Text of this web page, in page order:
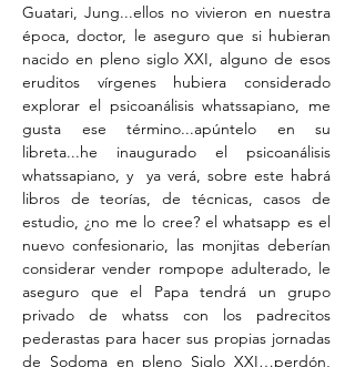
Guatari, Jung...ellos no vivieron en nuestra
época, doctor, le aseguro que si hubieran
nacido en pleno siglo XXI, alguno de esos
eruditos vírgenes hubiera considerado
explorar el psicoanálisis whatssapiano, me
gusta ese término...apúntelo en su
libreta...he inaugurado el psicoanálisis
whatssapiano, y ya verá, sobre este habrá
libros de teorías, de técnicas, casos de
estudio, ¿no me lo cree? el whatsapp es el
nuevo confesionario, las monjitas deberían
considerar vender rompope adulterado, le
aseguro que el Papa tendrá un grupo
privado de whatss con los padrecitos
pederastas para hacer sus propias jornadas
de Sodoma en pleno Siglo XXI…perdón,